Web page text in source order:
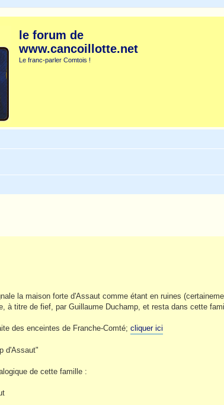
le forum de
www.cancoillotte.net
Le franc-parler Comtois !
la maison forte d'Assaut comme étant en ruines
à titre de fief, par Guillaume Duchamp, et resta dans cette
des enceintes de Franche-Comté; cliquer ici
d'Assaut"
de cette famille :